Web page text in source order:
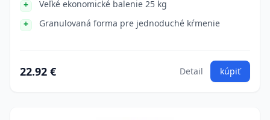
Veľké ekonomické balenie 25 kg
Granulovaná forma pre jednoduché kŕmenie
22.92 € Detail kúpiť